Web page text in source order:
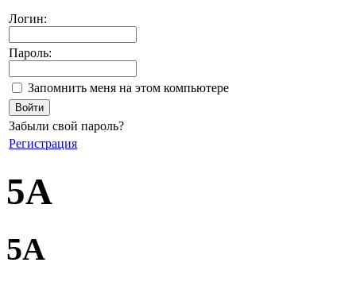
Логин:
Пароль:
Запомнить меня на этом компьютере
Забыли свой пароль?
Регистрация
5А
5А